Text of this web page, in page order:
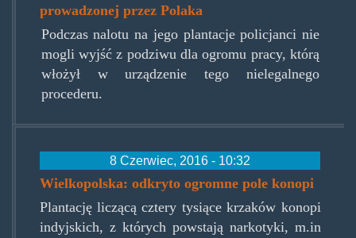
prowadzonej przez Polaka
Podczas nalotu na jego plantacje policjanci nie
mogli wyjść z podziwu dla ogromu pracy, którą
włożył w urządzenie tego nielegalnego
procederu.
8 Czerwiec, 2016 - 10:32
Wielkopolska: odkryto ogromne pole konopi
Plantację liczącą cztery tysiące krzaków konopi
indyjskich, z których powstają narkotyki, m.in